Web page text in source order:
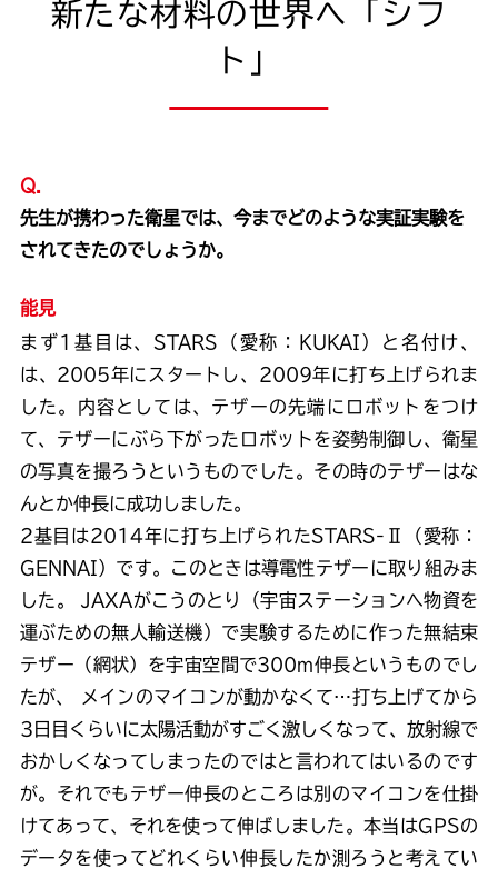
新たな材料の世界へ「シフ
ト」
Q.
先生が携わった衛星では、今までどのような実証実験を
されてきたのでしょうか。
能見
まず1基目は、STARS（愛称：KUKAI）と名付け、
は、2005年にスタートし、2009年に打ち上げられま
した。内容としては、テザーの先端にロボットをつけ
て、テザーにぶら下がったロボットを姿勢制御し、衛星
の写真を撮ろうというものでした。その時のテザーはな
んとか伸長に成功しました。
2基目は2014年に打ち上げられたSTARS-Ⅱ（愛称：
GENNAI）です。このときは導電性テザーに取り組みま
した。 JAXAがこうのとり（宇宙ステーションへ物資を
運ぶための無人輸送機）で実験するために作った無結束
テザー（網状）を宇宙空間で300m伸長というものでし
たが、 メインのマイコンが動かなくて…打ち上げてから
3日目くらいに太陽活動がすごく激しくなって、放射線で
おかしくなってしまったのではと言われてはいるのです
が。それでもテザー伸長のところは別のマイコンを仕掛
けてあって、それを使って伸ばしました。本当はGPSの
データを使ってどれくらい伸長したか測ろうと考えてい